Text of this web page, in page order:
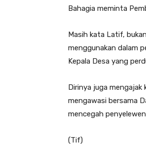
Bahagia meminta
Masih kata Latif,
menggunakan dalam
Kepala Desa yang
Dirinya juga mengajak
mengawasi bersama
mencegah
(Tif)